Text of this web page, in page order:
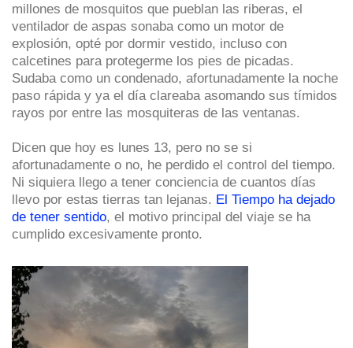
millones de mosquitos que pueblan las riberas, el
ventilador de aspas sonaba como un motor de
explosión, opté por dormir vestido, incluso con
calcetines para protegerme los pies de picadas.
Sudaba como un condenado, afortunadamente la noche
paso rápida y ya el día clareaba asomando sus tímidos
rayos por entre las mosquiteras de las ventanas.
Dicen que hoy es lunes 13, pero no se si
afortunadamente o no, he perdido el control del tiempo.
Ni siquiera llego a tener conciencia de cuantos días
llevo por estas tierras tan lejanas. El Tiempo ha dejado
de tener sentido, el motivo principal del viaje se ha
cumplido excesivamente pronto.